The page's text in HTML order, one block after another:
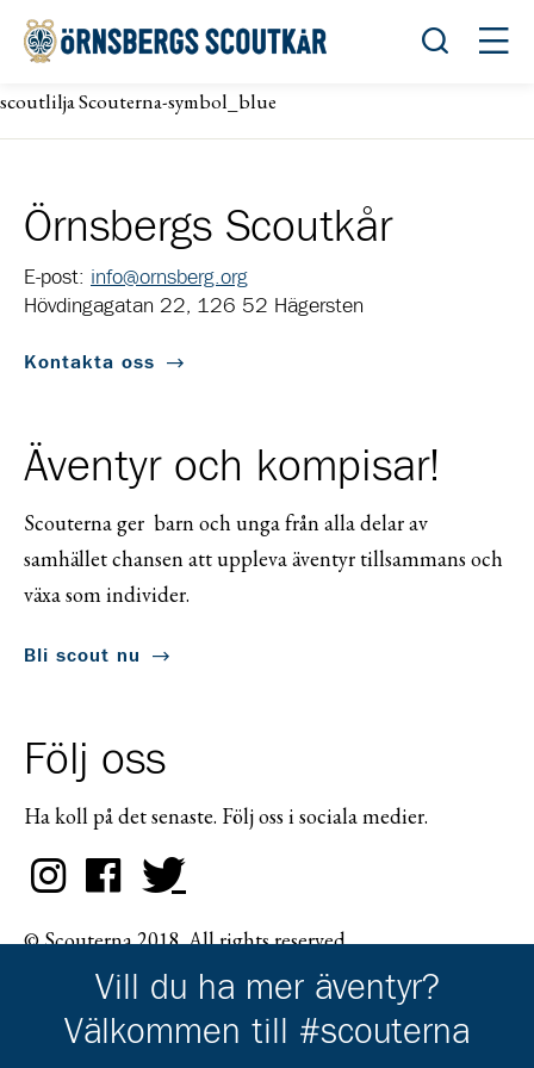
Öppna
scoutlilja Scouterna-symbol_blue
Örnsbergs Scoutkår
E-post: info@ornsberg.org
Hövdingagatan 22, 126 52 Hägersten
Kontakta oss
Äventyr och kompisar!
Scouterna ger barn och unga från alla delar av
samhället chansen att uppleva äventyr tillsammans och
växa som individer.
Bli scout nu
Följ oss
Ha koll på det senaste. Följ oss i sociala medier.
© Scouterna 2018. All rights reserved.
Vill du ha mer äventyr?
Välkommen till #scouterna